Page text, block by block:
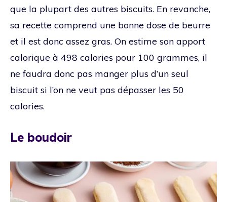
que la plupart des autres biscuits. En revanche,
sa recette comprend une bonne dose de beurre
et il est donc assez gras. On estime son apport
calorique à 498 calories pour 100 grammes, il
ne faudra donc pas manger plus d’un seul
biscuit si l’on ne veut pas dépasser les 50
calories.
Le boudoir